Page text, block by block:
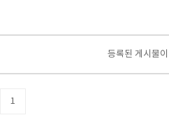
등록된 게시물
1